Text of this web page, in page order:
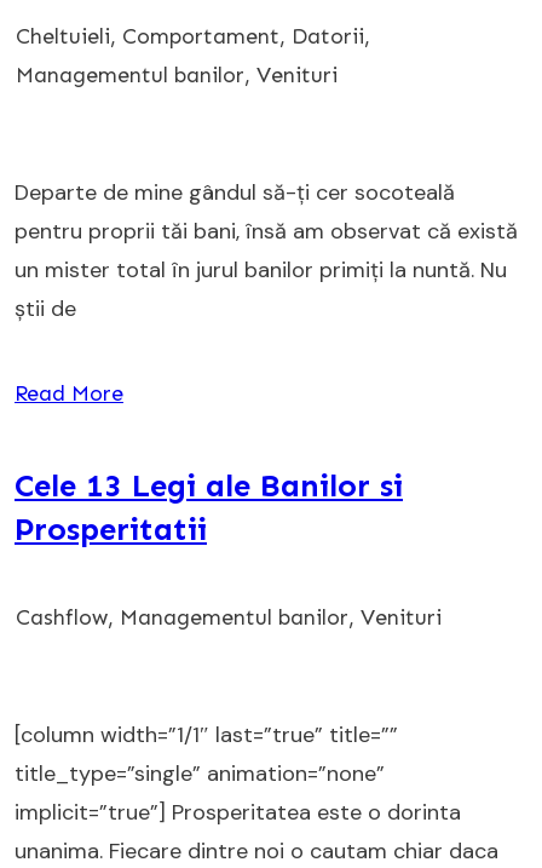
Cheltuieli, Comportament, Datorii,
Managementul banilor, Venituri
Departe de mine gândul să-ți cer socoteală
pentru proprii tăi bani, însă am observat că există
un mister total în jurul banilor primiți la nuntă. Nu
știi de
Read More
Cele 13 Legi ale Banilor si
Prosperitatii
Cashflow, Managementul banilor, Venituri
[column width=”1/1″ last=”true” title=””
title_type=”single” animation=”none”
implicit=”true”] Prosperitatea este o dorinta
unanima. Fiecare dintre noi o cautam chiar daca